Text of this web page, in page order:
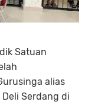
Satuan
alias
Serdang di